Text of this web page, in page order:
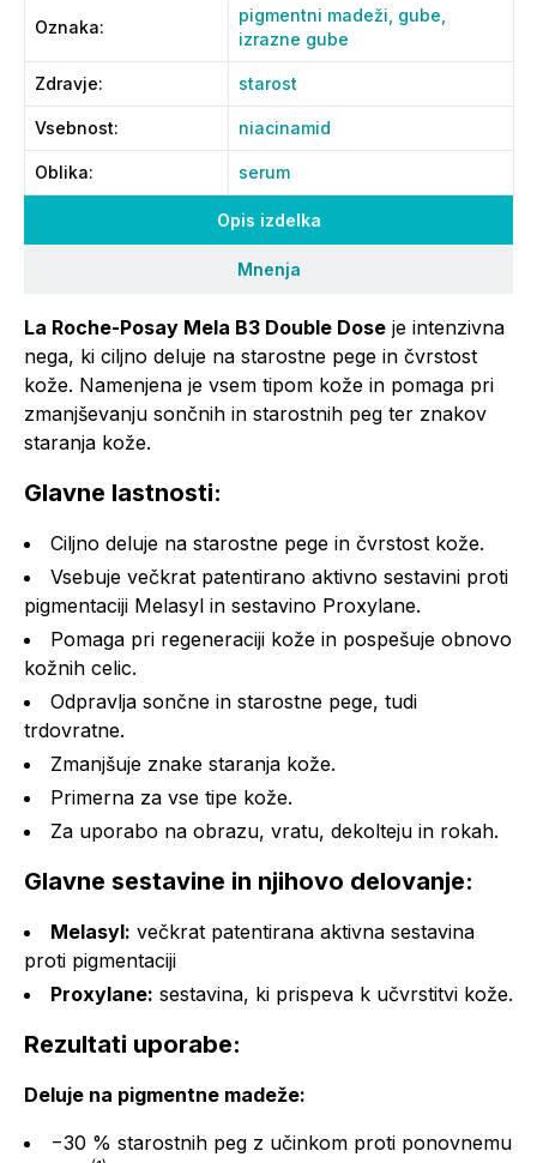
Opis izdelka
Mnenja
La Roche-Posay Mela B3 Double Dose je intenzivna
nega, ki ciljno deluje na starostne pege in čvrstost
kože. Namenjena je vsem tipom kože in pomaga pri
zmanjševanju sončnih in starostnih peg ter znakov
staranja kože.
Glavne lastnosti:
Ciljno deluje na starostne pege in čvrstost kože.
Vsebuje večkrat patentirano aktivno sestavini proti
pigmentaciji Melasyl in sestavino Proxylane.
Pomaga pri regeneraciji kože in pospešuje obnovo
kožnih celic.
Odpravlja sončne in starostne pege, tudi
trdovratne.
Zmanjšuje znake staranja kože.
Primerna za vse tipe kože.
Za uporabo na obrazu, vratu, dekolteju in rokah.
Glavne sestavine in njihovo delovanje:
Melasyl: večkrat patentirana aktivna sestavina
proti pigmentaciji
Proxylane: sestavina, ki prispeva k učvrstitvi kože.
Rezultati uporabe:
Deluje na pigmentne madeže:
−30 % starostnih peg z učinkom proti ponovnemu
Oznaka:
pigmentni madeži, gube,
izrazne gube
Zdravje: starost
Vsebnost: niacinamid
Oblika: serum